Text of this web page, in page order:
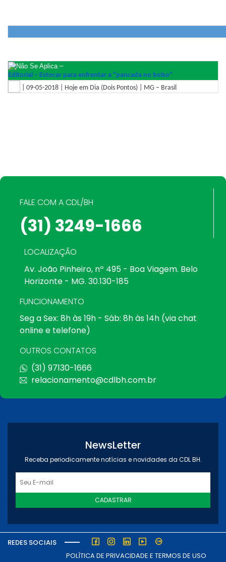
–
Editorial – Estocar para enfrentar a "pancada no bolso"
| 09-05-2018 | Hoje em Dia (Dois Pontos) | MG – Brasil
FALE COM A CDL/BH
(31) 3249-1666
LOCALIZAÇÃO
Av. João Pinheiro, nº 495 - Boa Viagem. Belo
Horizonte - MG. 30.130-185
FUNCIONAMENTO
Seg a Sex: 8h às 19h - Sáb: 8h às 14h (via chat
online e telefone)
OUTROS CONTATOS
(31) 97130-1666
relacionamento@cdlbh.com.br
NewsLetter
Receba periodicamente notícias e novidades da CDL BH.
CADASTRAR
REDES SOCIAIS
POLÍTICA DE PRIVACIDADE E TERMOS DE USO